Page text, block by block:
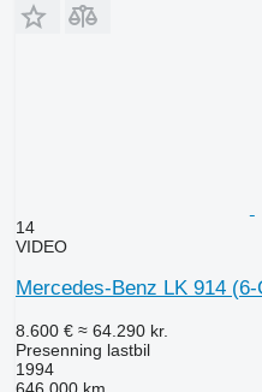
14
VIDEO
Mercedes-Benz LK 914
8.600 € ≈ 64.290 kr.
Presenning lastbil
1994